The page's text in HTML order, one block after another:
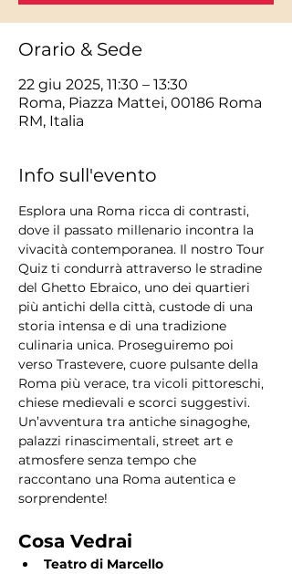
Orario & Sede
22 giu 2025, 11:30 – 13:30
Roma, Piazza Mattei, 00186 Roma
RM, Italia
Info sull'evento
Esplora una Roma ricca di contrasti,
dove il passato millenario incontra la
vivacità contemporanea. Il nostro Tour
Quiz ti condurrà attraverso le stradine
del Ghetto Ebraico, uno dei quartieri
più antichi della città, custode di una
storia intensa e di una tradizione
culinaria unica. Proseguiremo poi
verso Trastevere, cuore pulsante della
Roma più verace, tra vicoli pittoreschi,
chiese medievali e scorci suggestivi.
Un’avventura tra antiche sinagoghe,
palazzi rinascimentali, street art e
atmosfere senza tempo che
raccontano una Roma autentica e
sorprendente!
Cosa Vedrai
Teatro di Marcello